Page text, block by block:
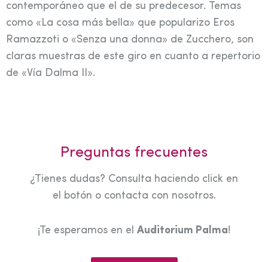
contemporáneo que el de su predecesor. Temas
como «La cosa más bella» que popularizo Eros
Ramazzoti o «Senza una donna» de Zucchero, son
claras muestras de este giro en cuanto a repertorio
de «Vía Dalma II».
Preguntas frecuentes
¿Tienes dudas? Consulta haciendo click en
el botón o contacta con nosotros.
¡Te esperamos en el Auditorium Palma!